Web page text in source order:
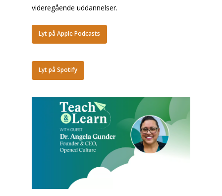
videregående uddannelser.
Lyt på Apple Podcasts
Lyt på Spotify